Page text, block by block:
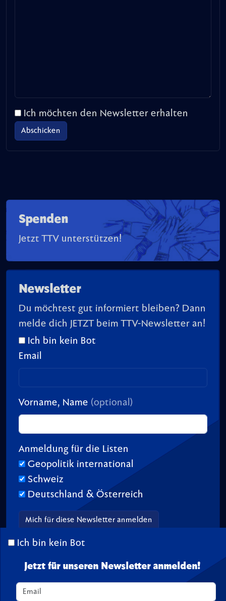
Ich möchten den Newsletter erhalten
Spenden
Jetzt TTV unterstützen!
Newsletter
Du möchtest gut informiert bleiben? Dann
melde dich JETZT beim TTV-Newsletter an!
Ich bin kein Bot
Email
Vorname, Name (optional)
Anmeldung für die Listen
Geopolitik international
Schweiz
Deutschland & Österreich
Ich bin kein Bot
Jetzt für unseren Newsletter anmelden!
© 2026 TransitionTV.org -Über-Impressum-Spenden